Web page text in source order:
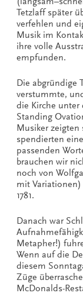
Tetzlaff später
verfehlen und
Musik im
ihre volle
empfunden.
Die abgründige
verstummte,
die Kirche unter
Standing
Musiker zeigten
spendierten
passenden
brauchen wir
noch von
mit Variationen)
1781.
Danach war
Metapher!)
Wenn auf die
diesem
Züge
McDonalds-